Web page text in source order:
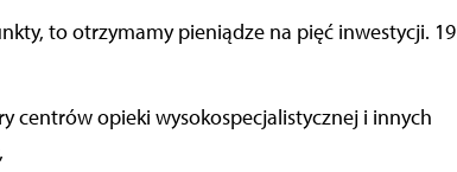
to otrzymamy pieniądze na pięć inwestycji. 19
centrów opieki wysokospecjalistycznej i innych